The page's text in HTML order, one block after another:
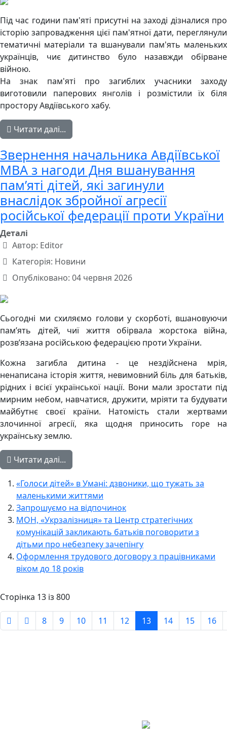
Під час години пам'яті присутні на заході дізналися про
історію запровадження цієї пам'ятної дати, переглянули
тематичні матеріали та вшанували пам'ять маленьких
українців, чиє дитинство було назавжди обірване
війною.
На знак пам'яті про загиблих учасники заходу
виготовили паперових янголів і розмістили їх біля
простору Авдіївського хабу.
Читати далі...
Звернення начальника Авдіївської
МВА з нагоди Дня вшанування
пам’яті дітей, які загинули
внаслідок збройної агресії
російської федерації проти України
Деталі
Автор: Editor
Категорія: Новини
Опубліковано: 04 червня 2026
Сьогодні ми схиляємо голови у скорботі, вшановуючи
пам’ять дітей, чиї життя обірвала жорстока війна,
розв’язана російською федерацією проти України.
Кожна загибла дитина - це нездійснена мрія,
ненаписана історія життя, невимовний біль для батьків,
рідних і всієї української нації. Вони мали зростати під
мирним небом, навчатися, дружити, мріяти та будувати
майбутнє своєї країни. Натомість стали жертвами
злочинної агресії, яка щодня приносить горе на
українську землю.
Читати далі...
«Голоси дітей» в Умані: дзвоники, що тужать за
маленькими життями
Запрошуємо на відпочинок
МОН, «Укрзалізниця» та Центр стратегічних
комунікацій закликають батьків поговорити з
дітьми про небезпеку зачепінгу
Оформлення трудового договору з працівниками
віком до 18 років
Сторінка 13 із 800
8 9 10 11 12 13 14 15 16